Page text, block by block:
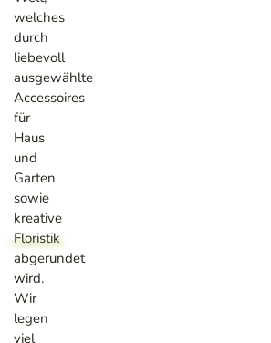
welches
durch
liebevoll
ausgewählte
Accessoires
für
Haus
und
Garten
sowie
kreative
Floristik
abgerundet
wird.
Wir
legen
viel